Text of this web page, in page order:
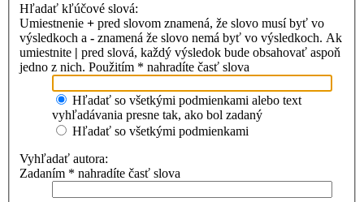
Hľadať kľúčové slová:
Umiestnenie + pred slovom znamená, že slovo musí byť vo
výsledkoch a - znamená že slovo nemá byť vo výsledkoch. Ak
umiestnite | pred slová, každý výsledok bude obsahovať aspoň
jedno z nich. Použitím * nahradíte časť slova
Hľadať so všetkými podmienkami alebo text
vyhľadávania presne tak, ako bol zadaný
Hľadať so všetkými podmienkami
Vyhľadať autora:
Zadaním * nahradíte časť slova